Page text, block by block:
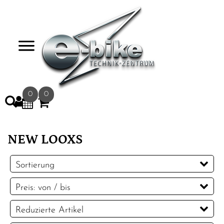
0 0
NEW LOOXS
Sortierung
Preis: von / bis
EUR
EUR
Reduzierte Artikel